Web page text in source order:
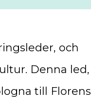
och
Denna led,
till Florens